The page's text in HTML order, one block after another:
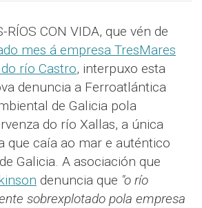
RÍOS CON VIDA, que vén de
mes á empresa TresMares
río Castro, interpuxo esta
denuncia a Ferroatlántica
de Galicia pola
do río Xallas, a única
que caía ao mar e auténtico
Galicia. A asociación que
denuncia que "o río
sobrexplotado pola empresa